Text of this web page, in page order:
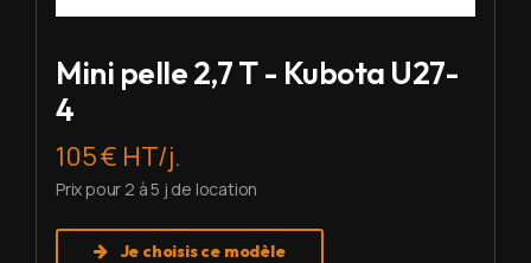
Mini pelle 2,7 T - Kubota U27-
4
105 € HT/j.
Prix pour 2 à 5 j de location
Je choisis ce modèle